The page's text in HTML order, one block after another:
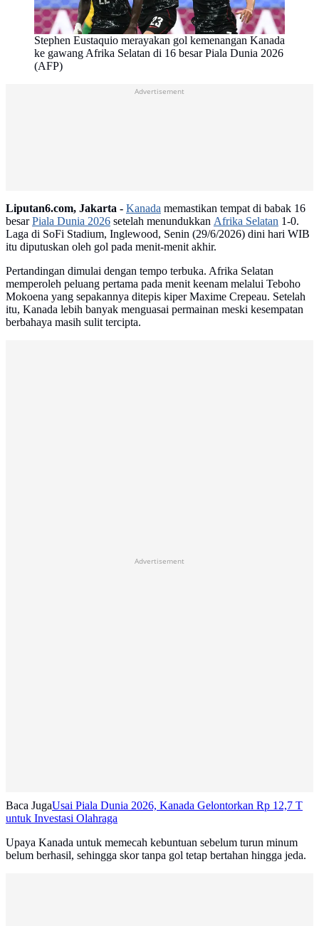
Stephen Eustaquio merayakan gol kemenangan Kanada
ke gawang Afrika Selatan di 16 besar Piala Dunia 2026
(AFP)
Advertisement
Liputan6.com, Jakarta - Kanada memastikan tempat di babak 16
besarPiala Dunia 2026 setelah menundukkan Afrika Selatan 1-0.
Laga di SoFi Stadium, Inglewood, Senin (29/6/2026) dini hari WIB
itu diputuskan oleh gol pada menit-menit akhir.
Pertandingan dimulai dengan tempo terbuka. Afrika Selatan
memperoleh peluang pertama pada menit keenam melalui Teboho
Mokoena yang sepakannya ditepis kiper Maxime Crepeau. Setelah
itu, Kanada lebih banyak menguasai permainan meski kesempatan
berbahaya masih sulit tercipta.
Advertisement
Baca JugaUsai Piala Dunia 2026, Kanada Gelontorkan Rp 12,7 T
untuk Investasi Olahraga
Upaya Kanada untuk memecah kebuntuan sebelum turun minum
belum berhasil, sehingga skor tanpa gol tetap bertahan hingga jeda.